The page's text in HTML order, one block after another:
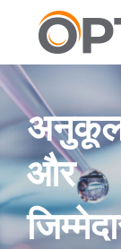
सामग्री
जाएं
और